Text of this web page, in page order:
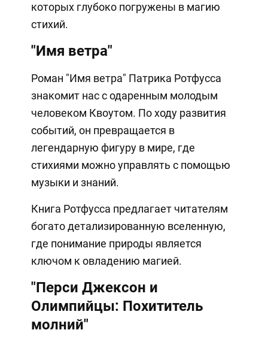
которых глубоко погружены в магию
стихий.
"Имя ветра"
Роман "Имя ветра" Патрика Ротфусса
знакомит нас с одаренным молодым
человеком Квоутом. По ходу развития
событий, он превращается в
легендарную фигуру в мире, где
стихиями можно управлять с помощью
музыки и знаний.
Книга Ротфусса предлагает читателям
богато детализированную вселенную,
где понимание природы является
ключом к овладению магией.
"Перси Джексон и
Олимпийцы: Похититель
молний"